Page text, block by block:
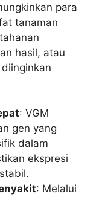
para
tanaman
hasil, atau
: VGM
gen yang
dalam
ekspresi
: Melalui